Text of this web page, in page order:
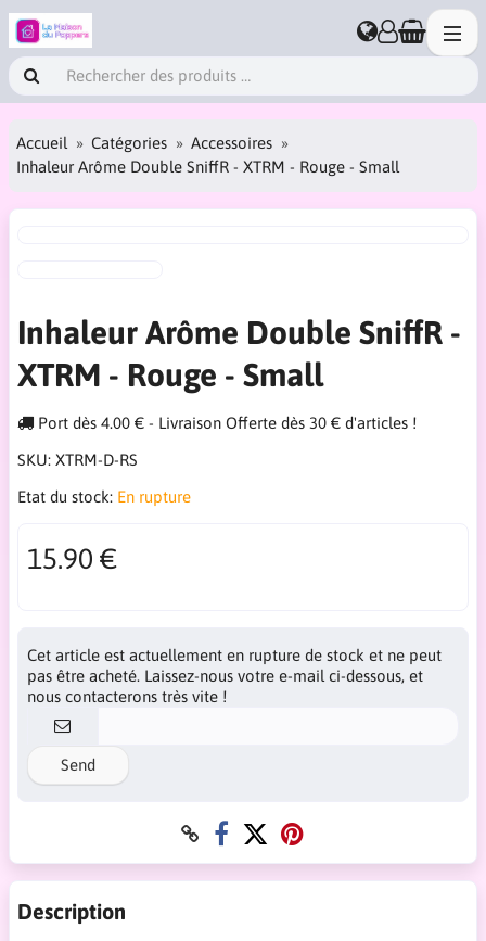
Accueil Catégories
Accessoires
Inhaleur Arôme Double SniffR - XTRM - Rouge - Small
Inhaleur Arôme Double SniffR -
XTRM - Rouge - Small
Port dès 4.00 € - Livraison Offerte dès 30 € d'articles !
SKU: XTRM-D-RS
Etat du stock: En rupture
15.90 €
Cet article est actuellement en rupture de stock et ne peut
pas être acheté. Laissez-nous votre e-mail ci-dessous, et
nous contacterons très vite !
Send
Description